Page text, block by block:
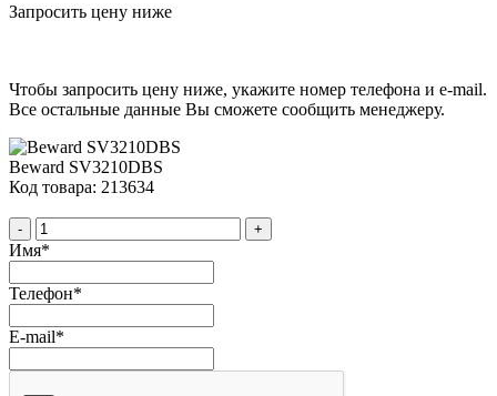
Запросить цену ниже
Чтобы запросить цену ниже, укажите номер телефона и e-mail.
Все остальные данные Вы сможете сообщить менеджеру.
Beward SV3210DBS
Код товара: 213634
- +
Имя*
Телефон*
E-mail*